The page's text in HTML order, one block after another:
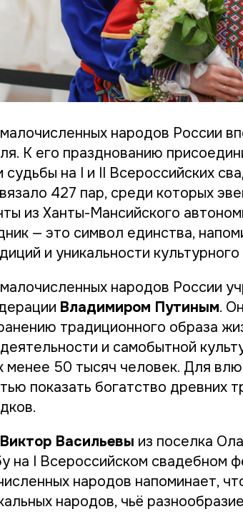
народов России
К его празднованию
судьбы на I и II Всероссийских
427 пар, среди которых
из Ханты-Мансийского
— это символ единства,
и уникальности
народов России
Владимиром Путиным.
традиционного образа
и самобытной
50 тысяч человек. Для
показать богатство древних
Виктор Васильевы из поселка
на I Всероссийском свадебном
народов напоминает,
народов, чьё